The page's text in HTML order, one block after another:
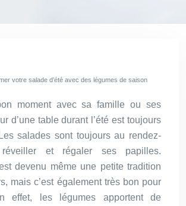
votre salade d’été avec des légumes de saison
moment avec sa famille ou ses
d’une table durant l’été est toujours
salades sont toujours au rendez-
et régaler ses papilles.
devenu même une petite tradition
mais c’est également très bon pour
effet, les légumes apportent de